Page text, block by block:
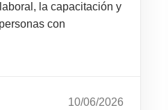
la capacitación y
con
10/06/2026